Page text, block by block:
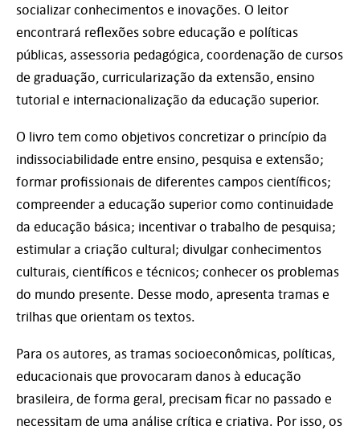
socializar conhecimentos e inovações. O leitor
encontrará reflexões sobre educação e políticas
públicas, assessoria pedagógica, coordenação de cursos
de graduação, curricularização da extensão, ensino
tutorial e internacionalização da educação superior.
O livro tem como objetivos concretizar o princípio da
indissociabilidade entre ensino, pesquisa e extensão;
formar profissionais de diferentes campos científicos;
compreender a educação superior como continuidade
da educação básica; incentivar o trabalho de pesquisa;
estimular a criação cultural; divulgar conhecimentos
culturais, científicos e técnicos; conhecer os problemas
do mundo presente. Desse modo, apresenta tramas e
trilhas que orientam os textos.
Para os autores, as tramas socioeconômicas, políticas,
educacionais que provocaram danos à educação
brasileira, de forma geral, precisam ficar no passado e
necessitam de uma análise crítica e criativa. Por isso, os